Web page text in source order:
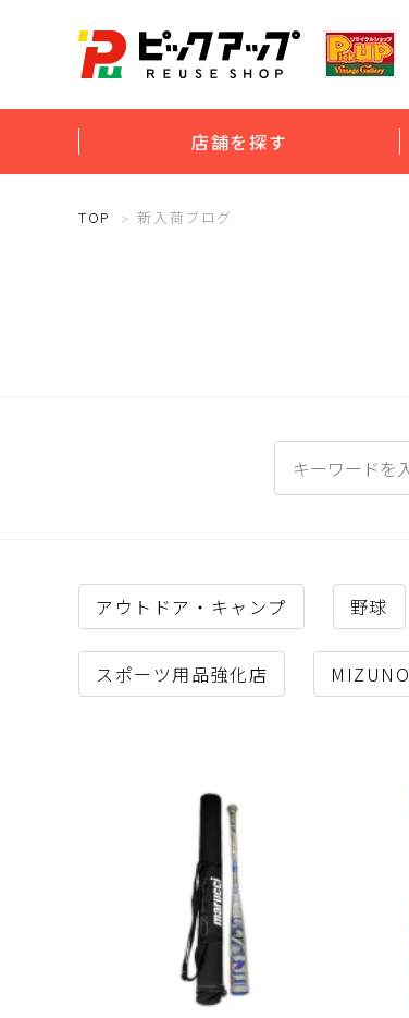
店舗を探す
TOP 新入荷ブログ
アウトドア・キャンプ 野球
スポーツ用品強化店 MIZUNO